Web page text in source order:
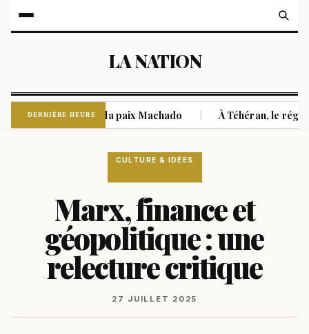
LA NATION
DERNIÈRE HEURE
le Nobel de la paix Machado | À Téhéran, le régime
CULTURE & IDÉES
Marx, finance et
géopolitique : une
relecture critique
27 JUILLET 2025